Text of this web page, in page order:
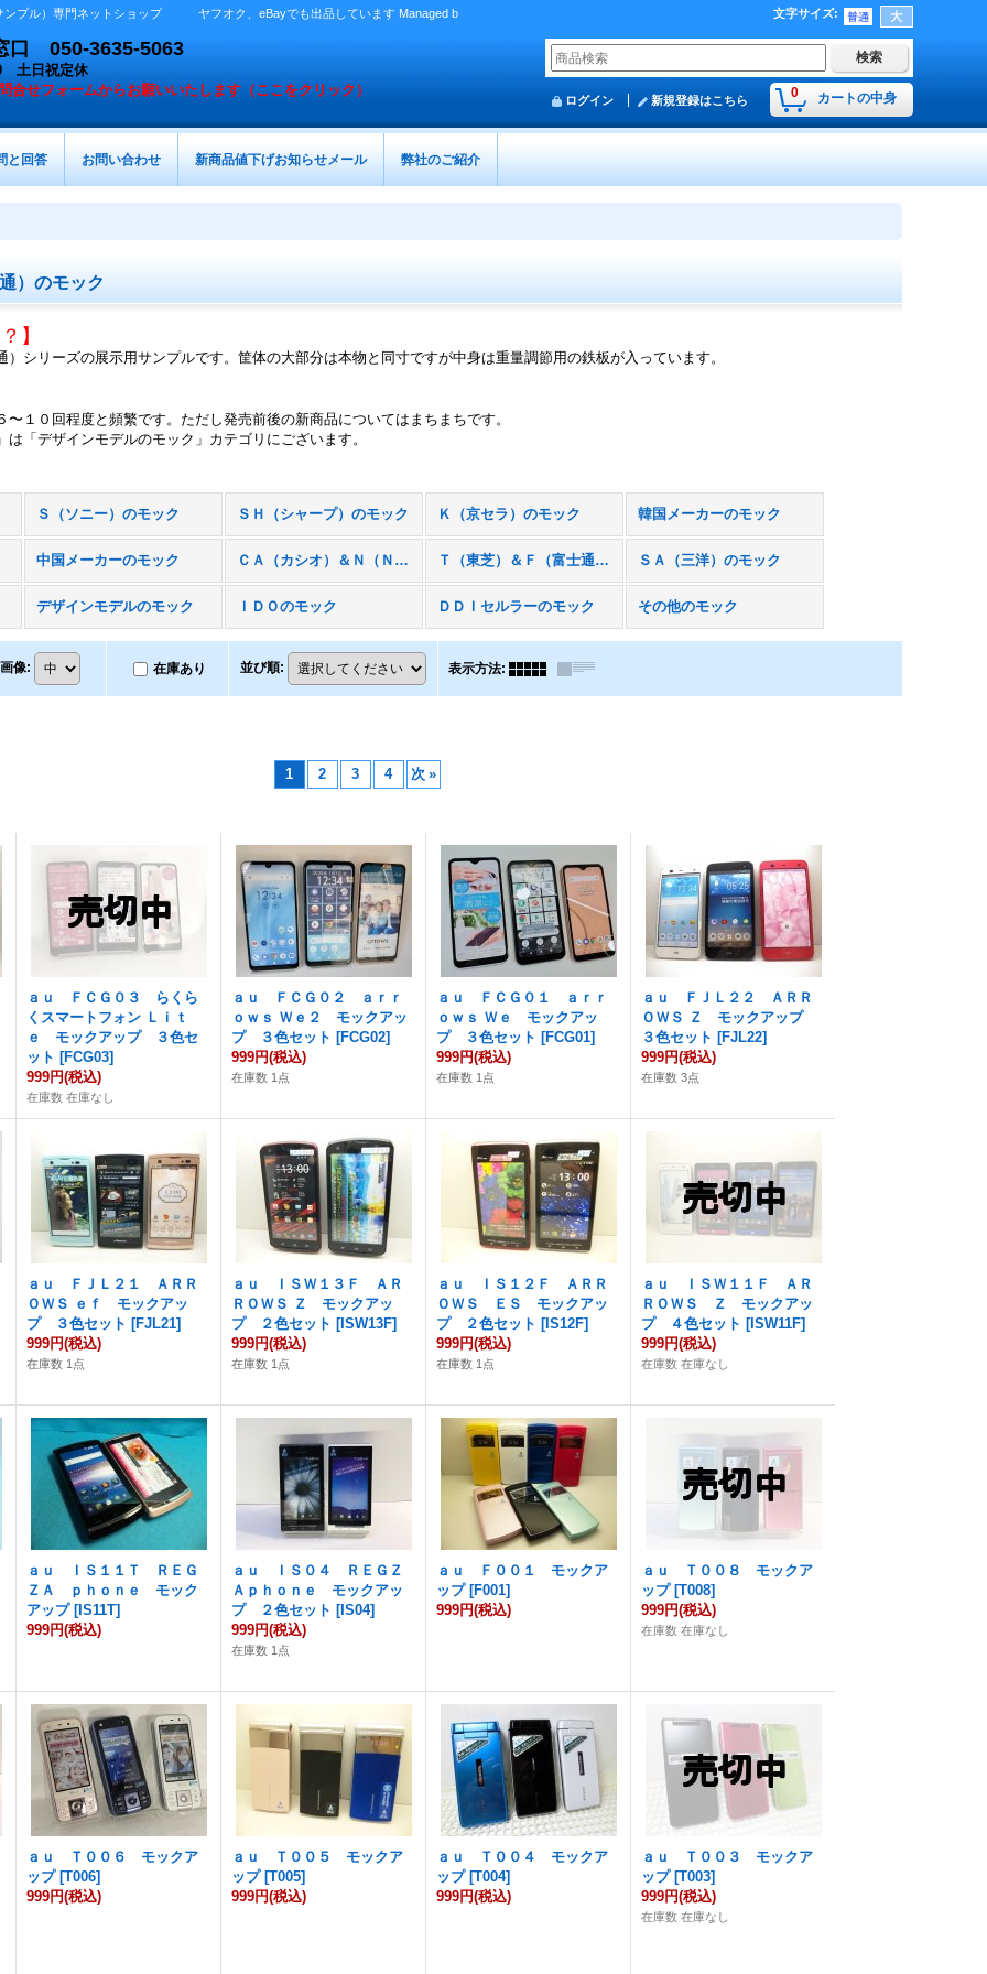
ンプル）専門ネットショップ ヤフオク、eBayでも出品しています Managed b 文字サイズ:
口 050-3635-5063
土日祝定休
合せフォームからお願いいたします（ここをクリック）
0 カートの中身
ログイン 新規登録はこちら
と回答 お問い合わせ 新商品値下げお知らせメール 弊社のご紹介
）のモック
】
）シリーズの展示用サンプルです。筐体の大部分は本物と同寸ですが中身は重量調節用の鉄板が入っています。
１０回程度と頻繁です。ただし発売前後の新商品についてはまちまちです。
デザインモデルのモック」カテゴリにございます。
Ｓ（ソニー）のモック ＳＨ（シャープ）のモック Ｋ（京セラ）のモック 韓国メーカーのモック
中国メーカーのモック ＣＡ（カシオ）＆Ｎ（ＮＥＣ）のモック Ｔ（東芝）＆Ｆ（富士通）のモック ＳＡ（三洋）のモック
デザインモデルのモック ＩＤＯのモック ＤＤＩセルラーのモック その他のモック
画像: 在庫あり 並び順: 表示方法:
1 2 3 4 次 »
ａｕ ＦＣＧ０３ らくら
くスマートフォン Ｌｉｔ
ｅ モックアップ ３色セ
ット [FCG03]
999円(税込)
在庫数 在庫なし
ａｕ ＦＣＧ０２ ａｒｒ
ｏｗｓ Ｗｅ２ モックアッ
プ ３色セット [FCG02]
999円(税込)
在庫数 1点
ａｕ ＦＣＧ０１ ａｒｒ
ｏｗｓ Ｗｅ モックアッ
プ ３色セット [FCG01]
999円(税込)
在庫数 1点
ａｕ ＦＪＬ２２ ＡＲＲ
ＯＷＳ Ｚ モックアップ
３色セット [FJL22]
999円(税込)
在庫数 3点
ａｕ ＦＪＬ２１ ＡＲＲ
ＯＷＳ ｅｆ モックアッ
プ ３色セット [FJL21]
999円(税込)
在庫数 1点
ａｕ ＩＳＷ１３Ｆ ＡＲ
ＲＯＷＳ Ｚ モックアッ
プ ２色セット [ISW13F]
999円(税込)
在庫数 1点
ａｕ ＩＳ１２Ｆ ＡＲＲ
ＯＷＳ ＥＳ モックアッ
プ ２色セット [IS12F]
999円(税込)
在庫数 1点
ａｕ ＩＳＷ１１Ｆ ＡＲ
ＲＯＷＳ Ｚ モックアッ
プ ４色セット [ISW11F]
999円(税込)
在庫数 在庫なし
ａｕ ＩＳ１１Ｔ ＲＥＧ
ＺＡ ｐｈｏｎｅ モック
アップ [IS11T]
999円(税込)
ａｕ ＩＳ０４ ＲＥＧＺ
Ａｐｈｏｎｅ モックアッ
プ ２色セット [IS04]
999円(税込)
在庫数 1点
ａｕ Ｆ００１ モックア
ップ [F001]
999円(税込)
ａｕ Ｔ００８ モックア
ップ [T008]
999円(税込)
在庫数 在庫なし
ａｕ Ｔ００６ モックア
ップ [T006]
999円(税込)
ａｕ Ｔ００５ モックア
ップ [T005]
999円(税込)
ａｕ Ｔ００４ モックア
ップ [T004]
999円(税込)
ａｕ Ｔ００３ モックア
ップ [T003]
999円(税込)
在庫数 在庫なし